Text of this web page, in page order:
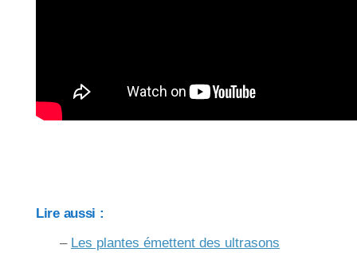
Lire aussi :
– Les plantes émettent des ultrasons